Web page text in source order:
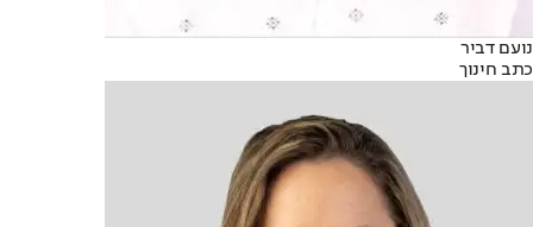
נועם דביר
כתב חינוך